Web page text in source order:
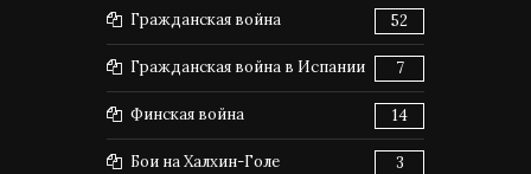
Гражданская война 52
Гражданская война в Испании 7
Финская война 14
Бои на Халхин-Голе 3